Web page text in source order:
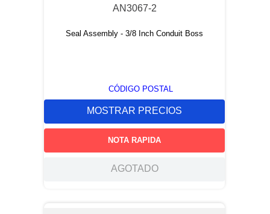
AN3067-2
Seal Assembly - 3/8 Inch Conduit Boss
CÓDIGO POSTAL
MOSTRAR PRECIOS
NOTA RAPIDA
AGOTADO